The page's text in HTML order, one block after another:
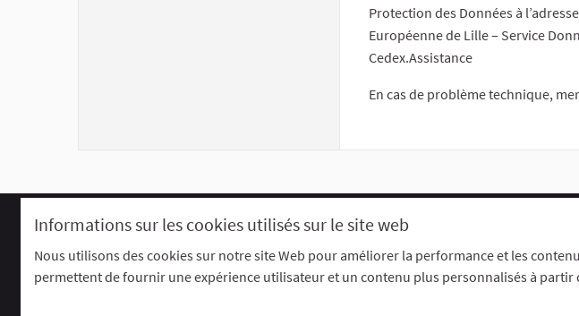
Informations sur les cookies utilisés sur le site web
Nous utilisons des cookies sur notre site Web pour améliorer la performance et les
permettent de fournir une expérience utilisateur et un contenu plus personnalisés à partir
Protection des Données à
Européenne de Lille – Service
Cedex.Assistance
En cas de problème technique,
Foire aux questions (F.A.Q)
Conditions générales d'utilisation
Accessibilité
Mentions légales Paramètres des cookies